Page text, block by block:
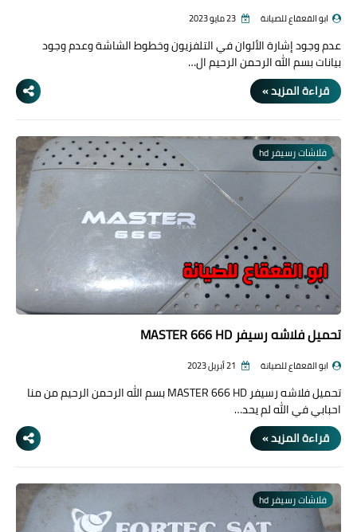
ابو القعقاع للصيانة
عدم وجود إشارة الألوان في التلفزيون وخطوط الشاشة وعدم وجود
بيانات بسم الله الرحمن الرحيم ال…
قراءة المزيد »
فلاشات رسيفر hd
تحميل فلاشه رسيفر MASTER 666 HD
ابو القعقاع للصيانة
تحميل فلاشه رسيفر MASTER 666 HD بسم الله الرحمن الرحيم من منا
احبابي في الله لم يحد…
قراءة المزيد »
فلاشات رسيفر hd